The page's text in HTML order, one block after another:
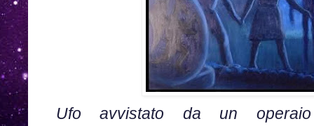
Ufo avvistato da un